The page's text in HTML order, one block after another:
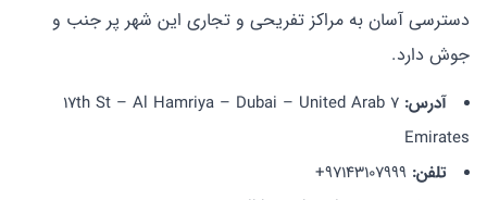
دسترسی آسان به مراکز تفریحی و تجاری این شهر پر جنب و
جوش دارد.
آدرس:
7 17th St – Al Hamriya – Dubai – United Arab
Emirates
تلفن: 97143107999+